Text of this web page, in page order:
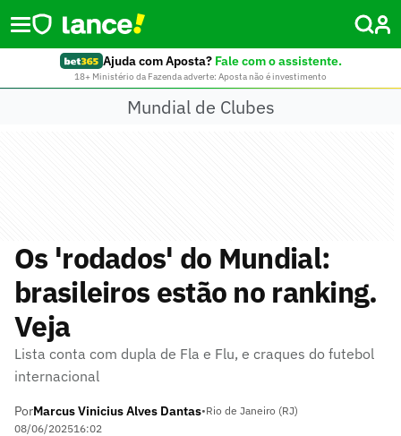
Ajuda com Aposta? Fale com o assistente.
18+ Ministério da Fazenda adverte: Aposta não é investimento
Mundial de Clubes
Os 'rodados' do Mundial:
brasileiros estão no ranking.
Veja
Lista conta com dupla de Fla e Flu, e craques do futebol
internacional
PorMarcus Vinicius Alves Dantas•Rio de Janeiro (RJ)
08/06/202516:02